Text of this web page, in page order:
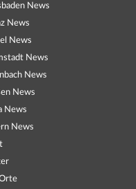
News
News
News
News
News
News
News
News